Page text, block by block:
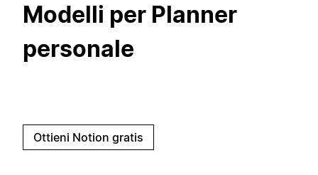
Modelli per Planner
personale
Ottieni Notion gratis